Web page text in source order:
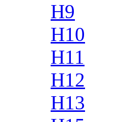
H9
H10
H11
H12
H13